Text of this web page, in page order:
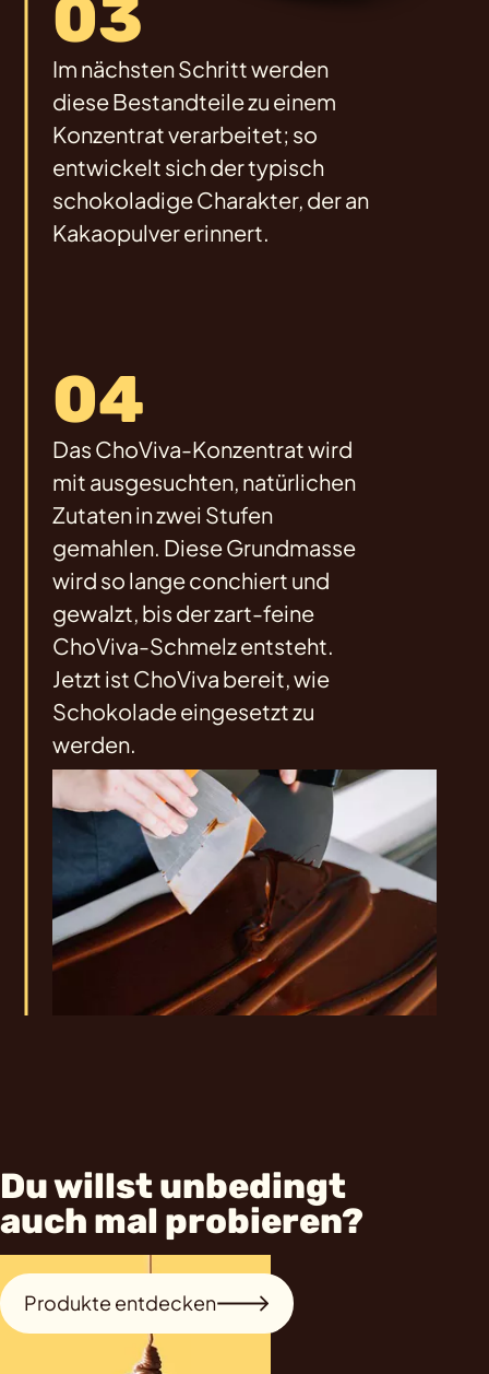
03
Im nächsten Schritt werden
diese Bestandteile zu einem
Konzentrat verarbeitet; so
entwickelt sich der typisch
schokoladige Charakter, der an
Kakaopulver erinnert.
04
Das ChoViva-Konzentrat wird
mit ausgesuchten, natürlichen
Zutaten in zwei Stufen
gemahlen. Diese Grundmasse
wird so lange conchiert und
gewalzt, bis der zart-feine
ChoViva-Schmelz entsteht.
Jetzt ist ChoViva bereit, wie
Schokolade eingesetzt zu
werden.
Du willst unbedingt
auch mal probieren?
Produkte entdecken